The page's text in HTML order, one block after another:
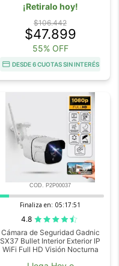
¡Retiralo hoy!
$106.442
$47.899
55% OFF
DESDE 6 CUOTAS SIN INTERÉS
COD. P2P00037
Finaliza en: 05:17:50
4.8
Cámara de Seguridad Gadnic
SX37 Bullet Interior Exterior IP
WiFi Full HD Visión Nocturna